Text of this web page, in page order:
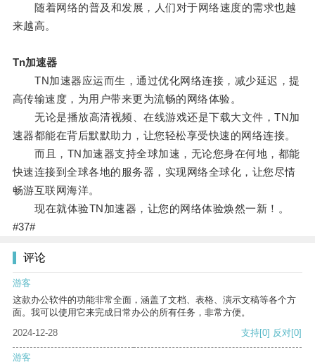
随着网络的普及和发展，人们对于网络速度的需求也越
来越高。
Tn加速器
TN加速器应运而生，通过优化网络连接，减少延迟，提
高传输速度，为用户带来更为流畅的网络体验。
无论是播放高清视频、在线游戏还是下载大文件，TN加
速器都能在背后默默助力，让您轻松享受快速的网络连接。
而且，TN加速器支持全球加速，无论您身在何地，都能
快速连接到全球各地的服务器，实现网络全球化，让您尽情
畅游互联网海洋。
现在就体验TN加速器，让您的网络体验焕然一新！。
#37#
评论
游客
这款办公软件的功能非常全面，涵盖了文档、表格、演示文稿等各个方
面。我可以使用它来完成日常办公的所有任务，非常方便。
2024-12-28
支持[0] 反对[0]
游客